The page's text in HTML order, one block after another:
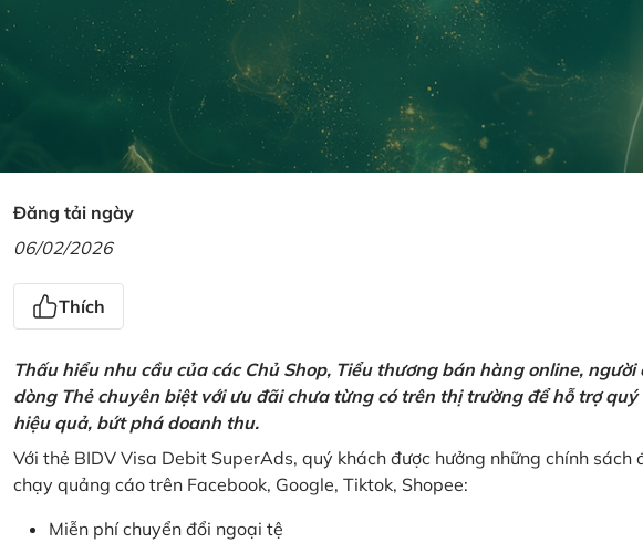
Đăng tải ngày
06/02/2026
Thích
Thấu hiểu nhu cầu của các Chủ Shop, Tiểu thương bán hàng online,
dòng Thẻ chuyên biệt với ưu đãi chưa từng có trên thị trường để hỗ trợ
hiệu quả, bứt phá doanh thu.
Với thẻ BIDV Visa Debit SuperAds, quý khách được hưởng những chính
chạy quảng cáo trên Facebook, Google, Tiktok, Shopee:
Miễn phí chuyển đổi ngoại tệ